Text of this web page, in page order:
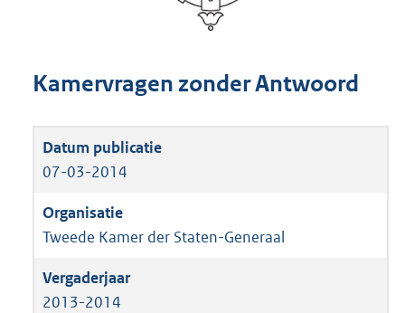
Kamervragen zonder Antwoord
07-03-2014
Tweede Kamer der Staten-Generaal
2013-2014